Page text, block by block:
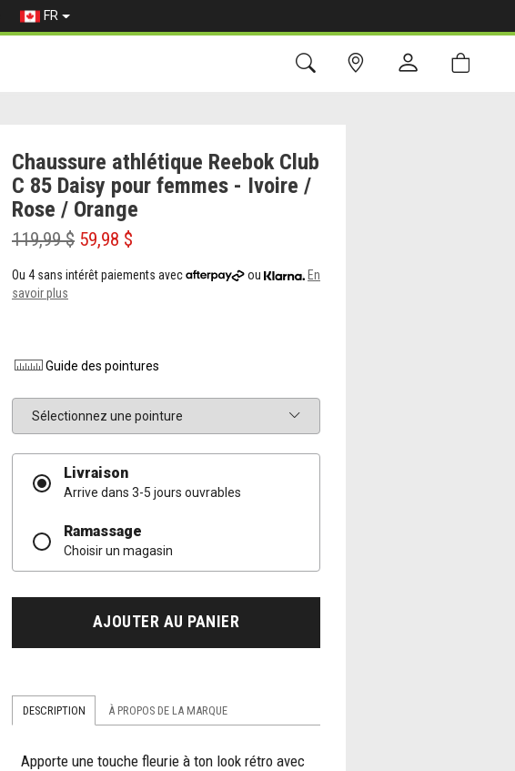
FR
Chaussure athlétique Reebok Club
C 85 Daisy pour femmes - Ivoire /
Rose / Orange
119,99 $ 59,98 $
Ou 4 sans intérêt paiements avec ou
En
savoir plus
Guide des pointures
Pointure
Livraison
Arrive dans 3-5 jours ouvrables
Ramassage
Choisir un magasin
AJOUTER AU PANIER
DESCRIPTION À PROPOS DE LA MARQUE
Apporte une touche fleurie à ton look rétro avec